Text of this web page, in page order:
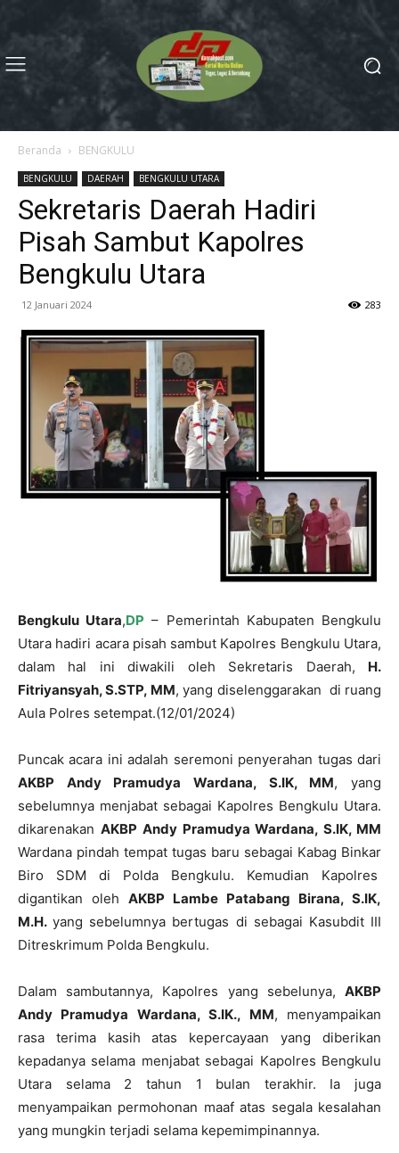
Beranda BENGKULU
BENGKULU DAERAH BENGKULU UTARA
Sekretaris Daerah Hadiri
Pisah Sambut Kapolres
Bengkulu Utara
12 Januari 2024 283
Bengkulu Utara,DP – Pemerintah Kabupaten Bengkulu
Utara hadiri acara pisah sambut Kapolres Bengkulu Utara,
dalam hal ini diwakili oleh Sekretaris Daerah, H.
Fitriyansyah, S.STP, MM, yang diselenggarakan di ruang
Aula Polres setempat.(12/01/2024)
Puncak acara ini adalah seremoni penyerahan tugas dari
AKBP Andy Pramudya Wardana, S.IK, MM, yang
sebelumnya menjabat sebagai Kapolres Bengkulu Utara.
dikarenakan AKBP Andy Pramudya Wardana, S.IK, MM
Wardana pindah tempat tugas baru sebagai Kabag Binkar
Biro SDM di Polda Bengkulu. Kemudian Kapolres
digantikan oleh AKBP Lambe Patabang Birana, S.IK,
M.H.yang sebelumnya bertugas di sebagai Kasubdit III
Ditreskrimum Polda Bengkulu.
Dalam sambutannya, Kapolres yang sebelunya, AKBP
Andy Pramudya Wardana, S.IK., MM, menyampaikan
rasa terima kasih atas kepercayaan yang diberikan
kepadanya selama menjabat sebagai Kapolres Bengkulu
Utara selama 2 tahun 1 bulan terakhir. Ia juga
menyampaikan permohonan maaf atas segala kesalahan
yang mungkin terjadi selama kepemimpinannya.